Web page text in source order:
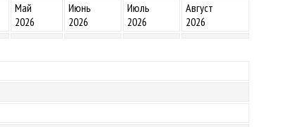
Май
2026
Июнь
2026
Июль
2026
Август
2026